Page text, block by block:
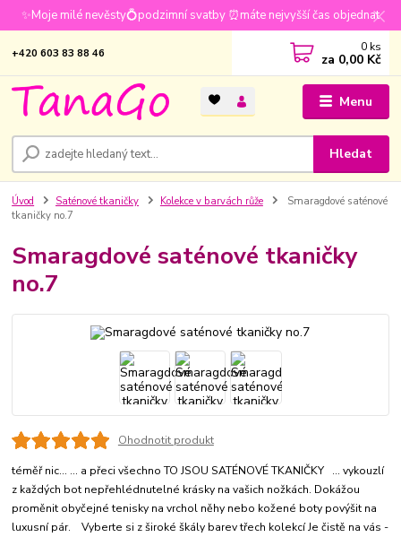
✨Moje milé nevěsty💍podzimní svatby ⏰máte nejvyšší čas objednat
Menu
Hledat
+420 603 83 88 46 0 ks
za 0,00 Kč
Úvod Saténové tkaničky Kolekce v barvách růže
Smaragdové saténové
tkaničky no.7
Smaragdové saténové tkaničky
no.7
Ohodnotit produkt
téměř nic... ... a přeci všechno TO JSOU SATÉNOVÉ TKANIČKY ... vykouzlí
z každých bot nepřehlédnutelné krásky na vašich nožkách. Dokážou
proměnit obyčejné tenisky na vrchol něhy nebo kožené boty povýšit na
luxusní pár. Vyberte si z široké škály barev třech kolekcí Je čistě na vás -